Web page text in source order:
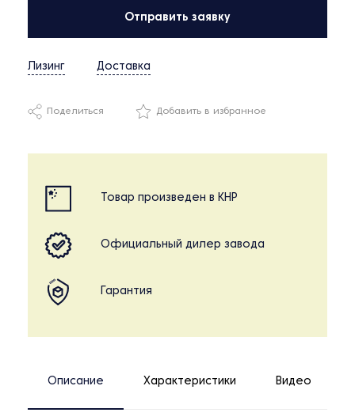
Отправить заявку
Лизинг Доставка
Поделиться Добавить в избранное
Товар произведен в КНР
Официальный дилер завода
Гарантия
Описание Характеристики Видео